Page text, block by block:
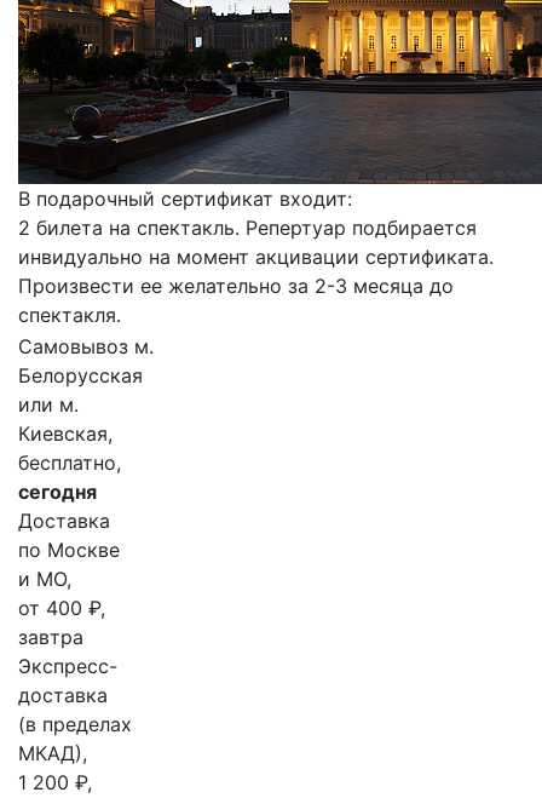
В подарочный сертификат входит:
2 билета на спектакль. Репертуар подбирается
инвидуально на момент акцивации сертификата.
Произвести ее желательно за 2-3 месяца до
спектакля.
Самовывоз м.
Белорусская
или м.
Киевская,
бесплатно,
сегодня
Доставка
по Москве
и МО,
от 400 ₽,
завтра
Экспресс-
доставка
(в пределах
МКАД),
1 200 ₽,